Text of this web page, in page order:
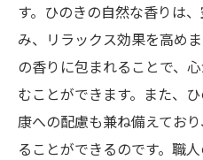
す。ひのきの自然な香りは
み、リラックス効果を高め
の香りに包まれることで、
むことができます。また、
康への配慮も兼ね備えてお
ることができるのです。職